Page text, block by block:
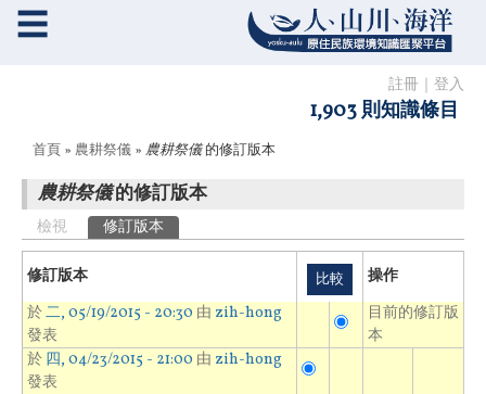
註冊 登入
1,903 則知識條目
☰
您在這裡
首頁 » 農耕祭儀 » 農耕祭儀的修訂版本
農耕祭儀的修訂版本
主要索引標籤
檢視 修訂版本
修訂版本
操作
於二, 05/19/2015 - 20:30 由 zih-hong
發表
目前的修訂版
本
於 四, 04/23/2015 - 21:00 由 zih-hong
發表